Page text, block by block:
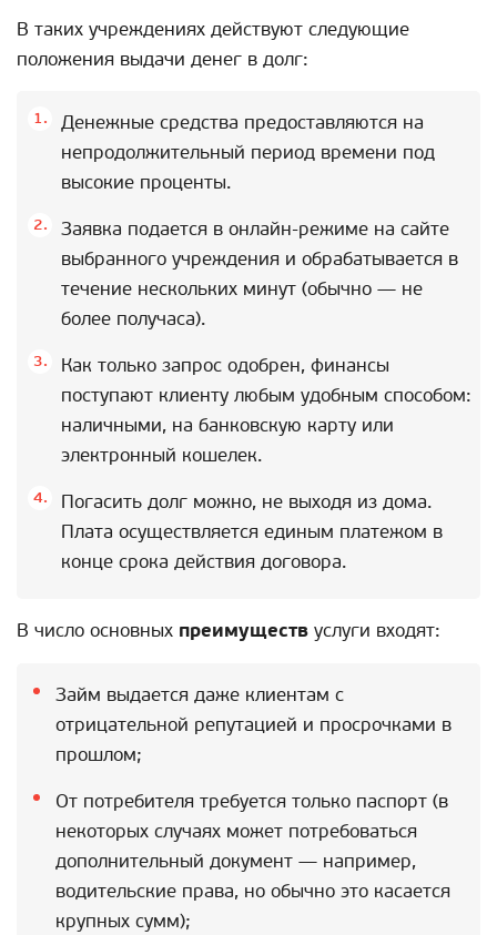
В таких учреждениях действуют следующие
положения выдачи денег в долг:
Денежные средства предоставляются на
непродолжительный период времени под
высокие проценты.
Заявка подается в онлайн-режиме на сайте
выбранного учреждения и обрабатывается в
течение нескольких минут (обычно — не
более получаса).
Как только запрос одобрен, финансы
поступают клиенту любым удобным способом:
наличными, на банковскую карту или
электронный кошелек.
Погасить долг можно, не выходя из дома.
Плата осуществляется единым платежом в
конце срока действия договора.
В число основных преимуществ услуги входят:
Займ выдается даже клиентам с
отрицательной репутацией и просрочками в
прошлом;
От потребителя требуется только паспорт (в
некоторых случаях может потребоваться
дополнительный документ — например,
водительские права, но обычно это касается
крупных сумм);